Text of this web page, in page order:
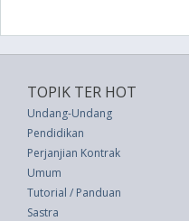
TOPIK TER HOT
Undang-Undang
Pendidikan
Perjanjian Kontrak
Umum
Tutorial / Panduan
Sastra